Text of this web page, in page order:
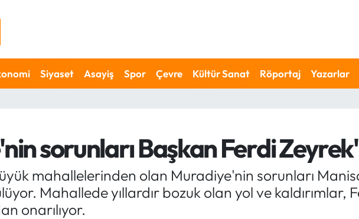
Siyaset Asayiş Spor Çevre Kültür Sanat Röportaj Yazarlar
sorunları Başkan Ferdi
mahallelerinden olan Muradiye'nin sorunları
Mahallede yıllardır bozuk olan yol ve kaldırımlar,
onarılıyor.